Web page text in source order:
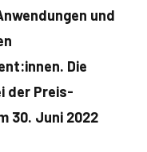
und
Die
der Preis­
30. Juni 2022